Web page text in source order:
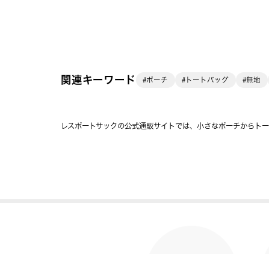
関連キーワード #ポーチ #トートバッグ #無地
レスポートサックの公式通販サイトでは、小さなポーチからト